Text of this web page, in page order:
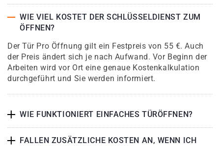
WIE VIEL KOSTET DER SCHLÜSSELDIENST ZUM
ÖFFNEN?
Der Tür Pro Öffnung gilt ein Festpreis von 55 €. Auch
der Preis ändert sich je nach Aufwand. Vor Beginn der
Arbeiten wird vor Ort eine genaue Kostenkalkulation
durchgeführt und Sie werden informiert.
WIE FUNKTIONIERT EINFACHES TÜRÖFFNEN?
FALLEN ZUSÄTZLICHE KOSTEN AN, WENN ICH